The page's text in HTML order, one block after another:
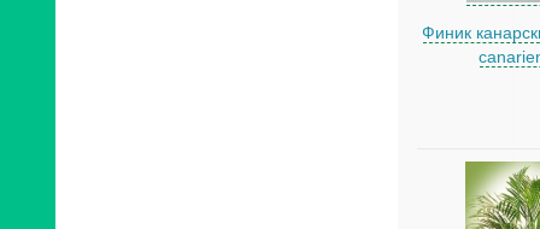
Финик